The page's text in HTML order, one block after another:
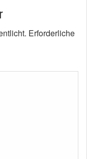
Erforderliche